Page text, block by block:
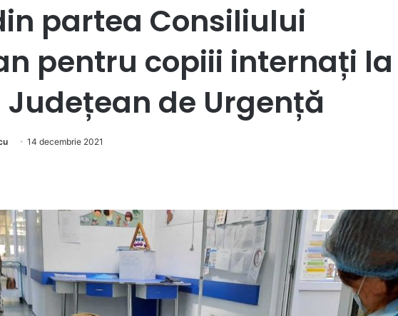
partea Consiliului
pentru copiii internați la
de Urgență
14 decembrie 2021